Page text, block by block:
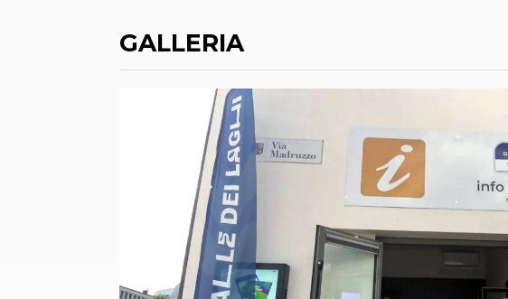
GALLERIA